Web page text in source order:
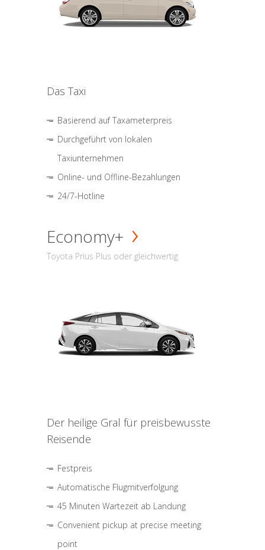
Das Taxi
Basierend auf Taxameterpreis
Durchgeführt von lokalen
Taxiunternehmen
Online- und Offline-Bezahlungen
24/7-Hotline
Economy+
Toyota Prius Plus oder gleichwertig
Der heilige Gral für preisbewusste
Reisende
Festpreis
Automatische Flugmitverfolgung
45 Minuten Wartezeit ab Landung
Convenient pickup at precise meeting
point